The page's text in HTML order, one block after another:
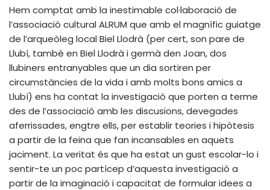
Hem comptat amb la inestimable col·laboració de
l’associació cultural ALRUM que amb el magnífic guiatge
de l’arqueòleg local Biel Llodrà (per cert, son pare de
Llubí, també en Biel Llodrà i germà den Joan, dos
llubiners entranyables que un dia sortiren per
circumstàncies de la vida i amb molts bons amics a
Llubí) ens ha contat la investigació que porten a terme
des de l’associació amb les discusions, devegades
aferrissades, engtre ells, per establir teories i hipòtesis
a partir de la feina que fan incansables en aquets
jaciment. La veritat és que ha estat un gust escolar-lo i
sentir-te un poc partícep d’aquesta investigació a
partir de la imaginació i capacitat de formular idees a